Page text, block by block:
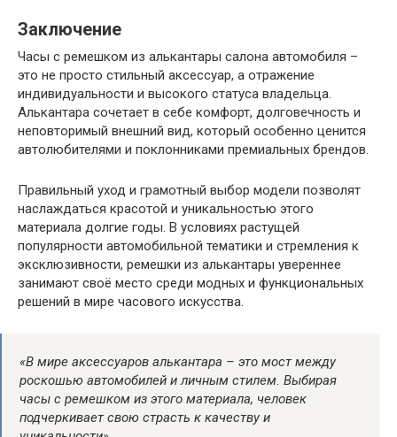
Заключение
Часы с ремешком из алькантары салона автомобиля –
это не просто стильный аксессуар, а отражение
индивидуальности и высокого статуса владельца.
Алькантара сочетает в себе комфорт, долговечность и
неповторимый внешний вид, который особенно ценится
автолюбителями и поклонниками премиальных брендов.
Правильный уход и грамотный выбор модели позволят
наслаждаться красотой и уникальностью этого
материала долгие годы. В условиях растущей
популярности автомобильной тематики и стремления к
эксклюзивности, ремешки из алькантары увереннее
занимают своё место среди модных и функциональных
решений в мире часового искусства.
«В мире аксессуаров алькантара – это мост между
роскошью автомобилей и личным стилем. Выбирая
часы с ремешком из этого материала, человек
подчеркивает свою страсть к качеству и